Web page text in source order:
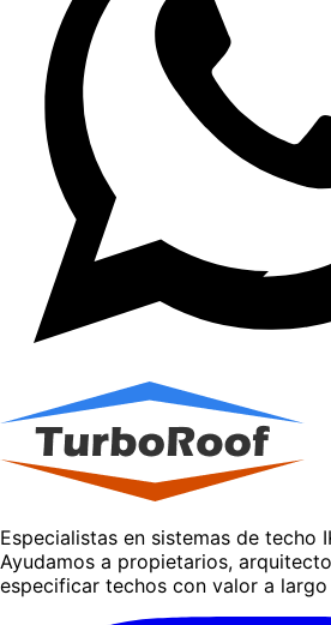
Especialistas en sistemas de techo
Ayudamos a propietarios,
especificar techos con valor a